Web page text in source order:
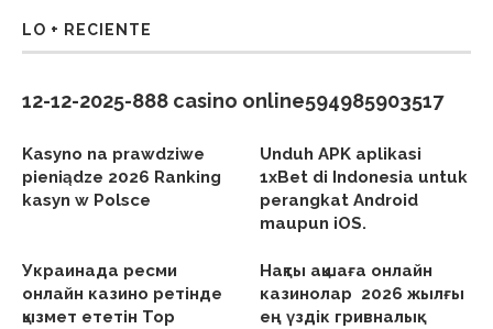
LO + RECIENTE
12-12-2025-888 casino online594985903517
Kasyno na prawdziwe
pieniądze 2026 Ranking
kasyn w Polsce
Unduh APK aplikasi
1xBet di Indonesia untuk
perangkat Android
maupun iOS.
Украинада ресми
онлайн казино ретінде
қызмет ететін Top
Нақты ақшаға онлайн
казинолар ︎ 2026 жылғы
ең үздік гривналық